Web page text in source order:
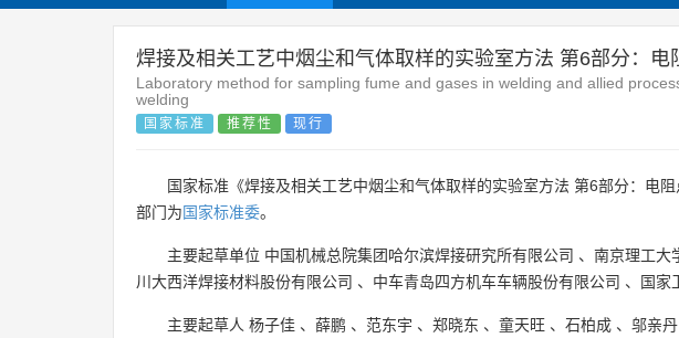
焊接及相关工艺中烟尘和气体取样的实验室方法 第6部分：
Laboratory method for sampling fume and gases in welding and allied
welding
国家标准 推荐性 现行
国家标准《焊接及相关工艺中烟尘和气体取样的实验室方法 第6部分：电
部门为国家标准委。
主要起草单位 中国机械总院集团哈尔滨焊接研究所有限公司 、 南京理工大
川大西洋焊接材料股份有限公司 、 中车青岛四方机车车辆股份有限公司 、 国家
主要起草人 杨子佳 、 薛鹏 、 范东宇 、 郑晓东 、 童天旺 、 石柏成 、 邬亲丹